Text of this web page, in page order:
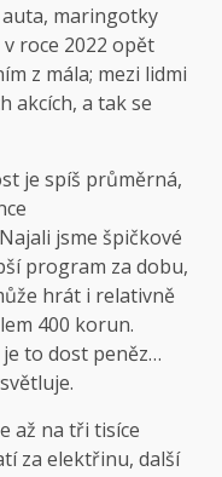
maringotky
roce 2022 opět
z mála; mezi lidmi
akcích, a tak se
je spíš průměrná,
jsme špičkové
program za dobu,
hrát i relativně
400 korun.
to dost peněz…
až na tři tisíce
za elektřinu, další